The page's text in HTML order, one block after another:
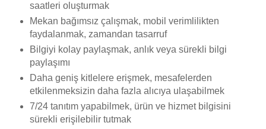
saatleri oluşturmak
Mekan bağımsız çalışmak, mobil verimlilikten
faydalanmak, zamandan tasarruf
Bilgiyi kolay paylaşmak, anlık veya sürekli bilgi
paylaşımı
Daha geniş kitlelere erişmek, mesafelerden
etkilenmeksizin daha fazla alıcıya ulaşabilmek
7/24 tanıtım yapabilmek, ürün ve hizmet bilgisini
sürekli erişilebilir tutmak